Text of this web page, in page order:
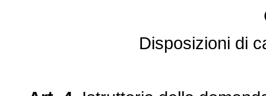
Disposizioni di